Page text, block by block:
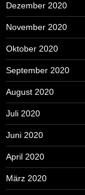
Dezember 2020
November 2020
Oktober 2020
September 2020
August 2020
Juli 2020
Juni 2020
April 2020
März 2020